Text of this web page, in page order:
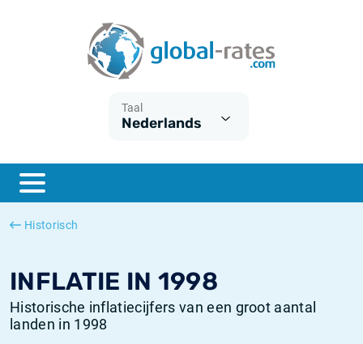
Taal
Nederlands
Historisch
INFLATIE IN 1998
Historische inflatiecijfers van een groot aantal
landen in 1998
ESTER
SONIA
Wat is CPI inflatie?
Wat is HICP inflatie?
Nederlandse inflatie - CPI
Amerikaanse inflatie - CPI
Euribor historie
SOFR historie
TONAR historie
Inflatiecalculator